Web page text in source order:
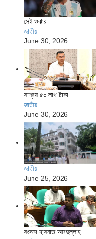
সেই ওঝার
জাতীয়
June 30, 2026
সাশ্রয় ৫০ লাখ টাকা
জাতীয়
June 30, 2026
জাতীয়
June 25, 2026
সংসদে হাসনাত আবদুল্লাহ